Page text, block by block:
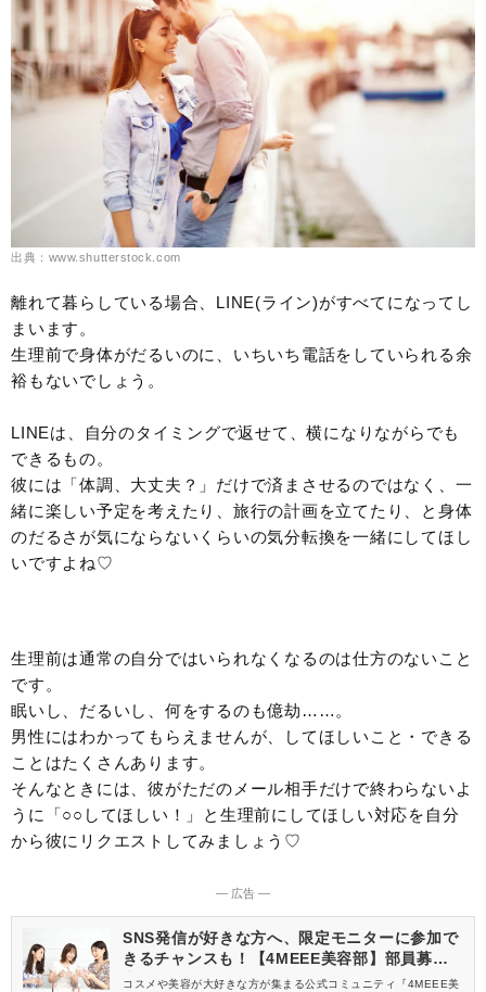
出典：www.shutterstock.com
離れて暮らしている場合、LINE(ライン)がすべてになってし
まいます。
生理前で身体がだるいのに、いちいち電話をしていられる余
裕もないでしょう。
LINEは、自分のタイミングで返せて、横になりながらでも
できるもの。
彼には「体調、大丈夫？」だけで済まさせるのではなく、一
緒に楽しい予定を考えたり、旅行の計画を立てたり、と身体
のだるさが気にならないくらいの気分転換を一緒にしてほし
いですよね♡
生理前は通常の自分ではいられなくなるのは仕方のないこと
です。
眠いし、だるいし、何をするのも億劫……。
男性にはわかってもらえませんが、してほしいこと・できる
ことはたくさんあります。
そんなときには、彼がただのメール相手だけで終わらないよ
うに「○○してほしい！」と生理前にしてほしい対応を自分
から彼にリクエストしてみましょう♡
― 広告 ―
SNS発信が好きな方へ、限定モニターに参加で
きるチャンスも！【4MEEE美容部】部員募集
中
コスメや美容が大好きな方が集まる公式コミュニティ『4MEEE美